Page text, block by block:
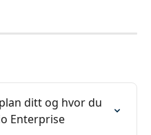
ditt og hvor du
Enterprise